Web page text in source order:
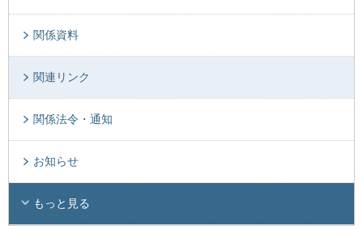
関係資料
関連リンク
関係法令・通知
お知らせ
もっと見る